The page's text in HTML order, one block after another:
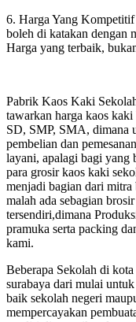
6. Harga Yang Kompetitif
boleh di katakan dengan
Harga yang terbaik,
Pabrik Kaos Kaki
tawarkan harga kaos
SD, SMP, SMA, dimana
pembelian dan
layani, apalagi bagi yang
para grosir kaos kaki
menjadi bagian dari
malah ada sebagian
tersendiri,dimana
pramuka serta packing
kami.
Beberapa Sekolah di
surabaya dari mulai
baik sekolah negeri
mempercayakan